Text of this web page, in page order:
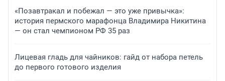
«Позавтракал и побежал — это уже привычка»:
история пермского марафонца Владимира Никитина
— он стал чемпионом РФ 35 раз
Лицевая гладь для чайников: гайд от набора петель
до первого готового изделия